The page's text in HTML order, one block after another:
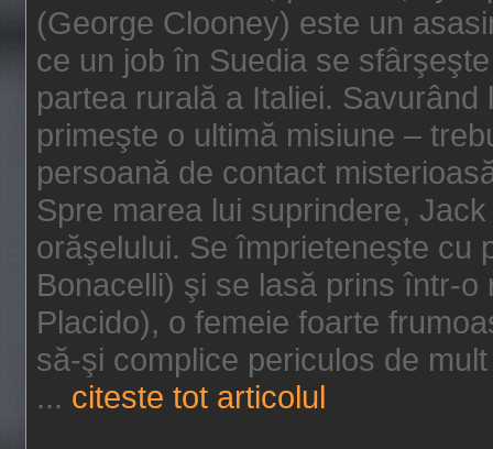
(George Clooney) este un
ce un job în Suedia se
partea rurală a Italiei.
primeşte o ultimă misiune –
persoană de contact
Spre marea lui suprindere,
orăşelului. Se împrieteneşte cu
Bonacelli) şi se lasă prins într-
Placido), o femeie foarte
să-şi complice periculos de
... citeste tot articolul